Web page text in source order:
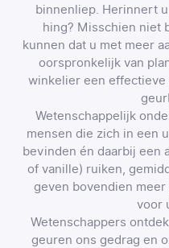
binnenliep. Herinnert
hing? Misschien niet
kunnen dat u met meer
oorspronkelijk van
winkelier een
Wetenschappelijk
mensen die zich in een
bevinden én daarbij een
of vanille) ruiken,
geven bovendien
voor
Wetenschappers
geuren ons gedrag en